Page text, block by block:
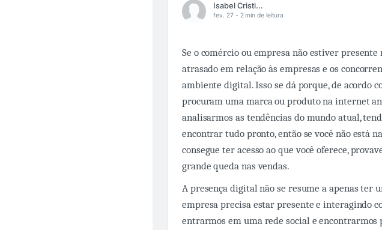
Isabel Cristina
fev. 27 - 2 min de leitura
Se o comércio ou empresa não estiver presente
atrasado em relação às empresas e os
ambiente digital. Isso se dá porque, de acordo
procuram uma marca ou produto na internet
analisarmos as tendências do mundo atual,
encontrar tudo pronto, então se você não está
consegue ter acesso ao que você oferece,
grande queda nas vendas.
A presença digital não se resume a apenas ter
empresa precisa estar presente e interagindo
entrarmos em uma rede social e encontrarmos